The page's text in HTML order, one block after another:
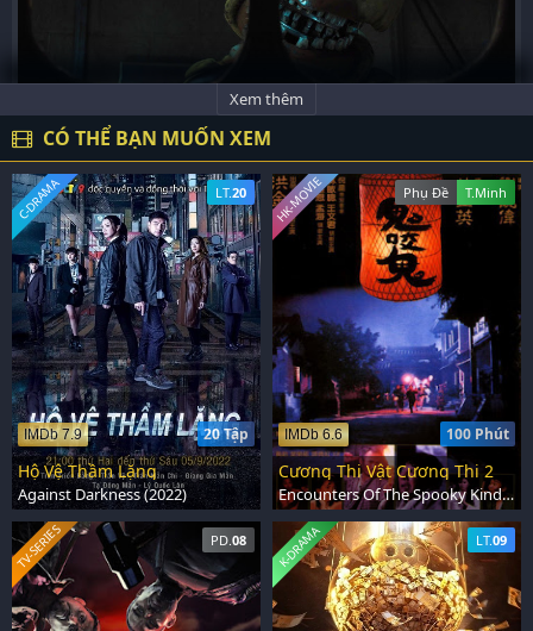
Xem thêm
CÓ THỂ BẠN MUỐN XEM
LT.20
20 Tập
IMDb 7.9
C-DRAMA
Hộ Vệ Thầm Lặng
Against Darkness (2022)
Phụ Đề T.Minh
100 Phút
IMDb 6.6
HK-MOVIE
Cương Thi Vật Cương Thi 2
Encounters Of The Spooky Kind 2 (1989)
PD. 08
TV-SERIES LT.09
K-DRAMA